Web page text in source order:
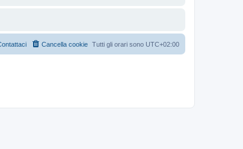
Tutti gli orari sono UTC+02:00
Cancella cookie